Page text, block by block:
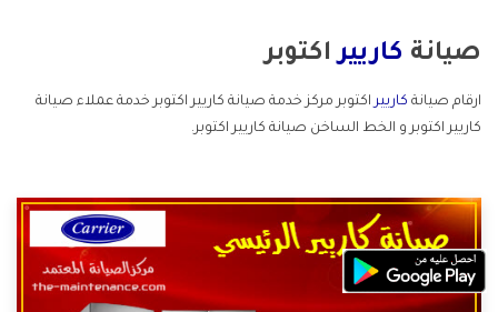
صيانة كارييراكتوبر
ارقام صيانة كارييراكتوبر مركز خدمة صيانة كاريير اكتوبر خدمة عملاء صيانة
كاريير اكتوبر و الخط الساخن صيانة كاريير اكتوبر.